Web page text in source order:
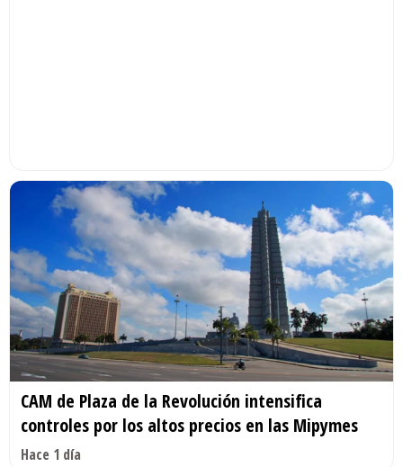
CAM de Plaza de la Revolución intensifica
controles por los altos precios en las Mipymes
Hace 1 día